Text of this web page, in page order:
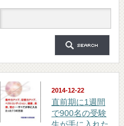
2014-12-22
直前期に1週間
で900名の受験